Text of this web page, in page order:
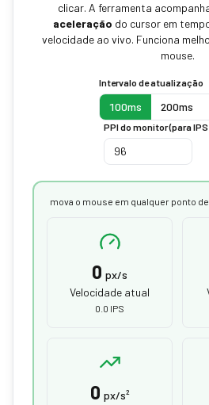
clicar. A ferramenta
aceleração do cursor em
velocidade ao vivo. Funciona
mouse.
Intervalo de atualização
100ms 200ms
PPI do monitor (para
mova o mouse em qualquer ponto
0 px/s
Velocidade atual
0.0 IPS
0 px/s²